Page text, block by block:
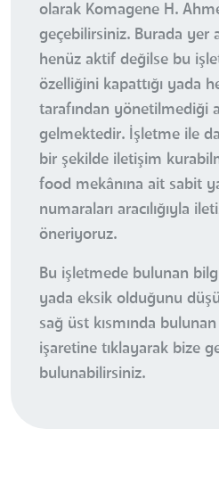
olarak Komagene H.
geçebilirsiniz. Burada yer
henüz aktif değilse bu
özelliğini kapattığı yada
tarafından yönetilmediği
gelmektedir. İşletme ile
bir şekilde iletişim
food mekânına ait sabit
numaraları aracılığıyla
öneriyoruz.
Bu işletmede bulunan
yada eksik olduğunu
sağ üst kısmında bulunan
işaretine tıklayarak bize
bulunabilirsiniz.